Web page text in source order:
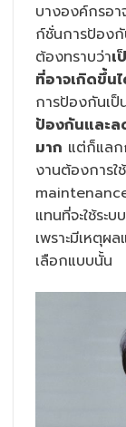
บางองค์กรอ
ก์ชั่นการป้อง
ต้องทราบว่าเ
ที่อาจเกิดขึ้น
การป้องกันเป็
ป้องกันและล
มาก แต่ก็แล
งานต้องการใ
แทนที่จะใช้ร
เพราะมีเหตุผ
เลือกแบบนั้น